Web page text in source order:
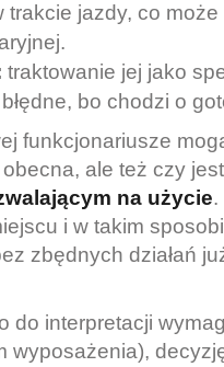
trakcie jazdy, co
traktowanie jej jako
bo chodzi o
funkcjonariusze
ale też czy
na użycie.
i w takim
zbędnych działań
do interpretacji
wyposażenia),